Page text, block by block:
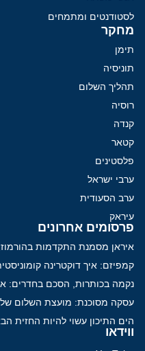
לסטודנטים ומתמחים
מחקר
תימן
תוניסיה
תהליך השלום
רוסיה
קנדה
קטאר
פלסטינים
ערבי ישראל
ערב הסעודית
עיראק
פרסומים אחרונים
איראן מסמנת התקדמות
קמפיזם: איך דוקטרינה
נקמה בכותרות, הסכם בחדרים:
עסקה מסוכנת: מועצת השלום
הים התיכון עשוי להיות החזית
ווידאו